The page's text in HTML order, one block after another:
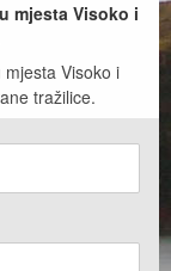
mjesta Visoko i
Visoko i
tražilice.